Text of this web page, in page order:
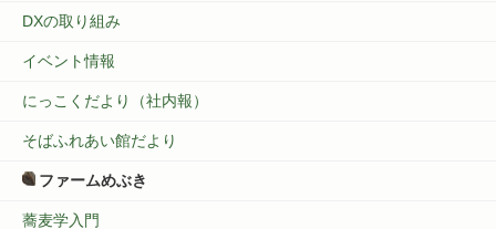
DXの取り組み
イベント情報
にっこくだより（社内報）
そばふれあい館だより
ファームめぶき
蕎麦学入門